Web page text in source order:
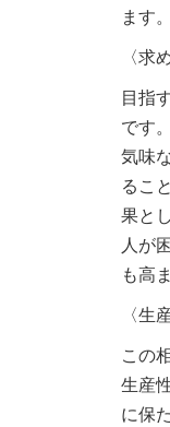
ます。
〈求
目指
です
気味
るこ
果と
人が
も高
〈生
この
生産
に保